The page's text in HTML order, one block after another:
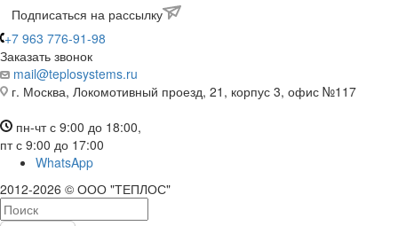
Подписаться на рассылку
+7 963 776-91-98
Заказать звонок
mail@teplosystems.ru
г. Москва, Локомотивный проезд, 21, корпус 3, офис №117
пн-чт с 9:00 до 18:00,
пт с 9:00 до 17:00
WhatsApp
2012-2026 © ООО "ТЕПЛОС"